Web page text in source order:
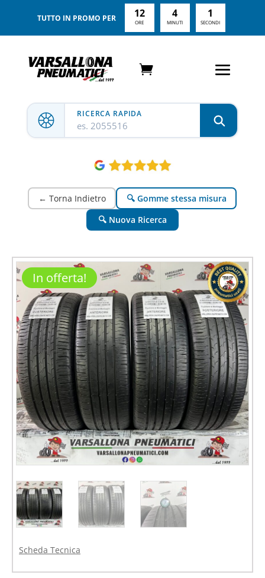
TUTTO IN PROMO PER 12
ORE
3
MINUTI
59
SECONDI
RICERCA RAPIDA
es. 2055516
← Torna Indietro
🔍 Gomme stessa misura
🔍 Nuova Ricerca
In offerta!
Scheda Tecnica